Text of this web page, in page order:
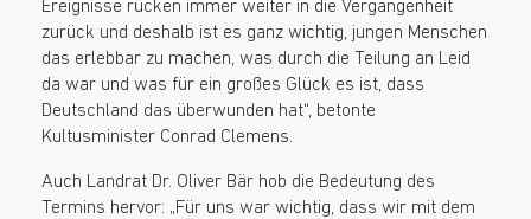
Ereignisse rücken immer weiter in die Vergangenheit
zurück und deshalb ist es ganz wichtig, jungen Menschen
das erlebbar zu machen, was durch die Teilung an Leid
da war und was für ein großes Glück es ist, dass
Deutschland das überwunden hat“, betonte
Kultusminister Conrad Clemens.
Auch Landrat Dr. Oliver Bär hob die Bedeutung des
Termins hervor: „Für uns war wichtig, dass wir mit dem